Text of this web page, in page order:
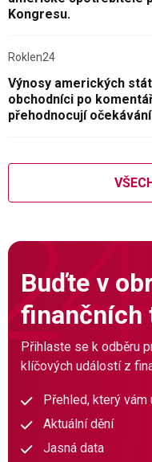
Kongresu.
Roklen24
Výnosy amerických
obchodníci po
přehodnocují
Buďte v
finančních
Přihlaste se k odběru
klíčových událostí z
Přehled, který vám
Aktuální dění
Jasná data